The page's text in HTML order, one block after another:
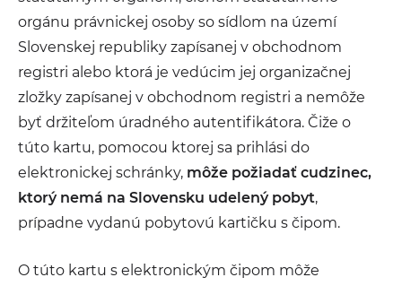
orgánu právnickej osoby so sídlom na území
Slovenskej republiky zapísanej v obchodnom
registri alebo ktorá je vedúcim jej organizačnej
zložky zapísanej v obchodnom registri a nemôže
byť držiteľom úradného autentifikátora. Čiže o
túto kartu, pomocou ktorej sa prihlási do
elektronickej schránky, môže požiadať cudzinec,
ktorý nemá na Slovensku udelený pobyt,
prípadne vydanú pobytovú kartičku s čipom.
O túto kartu s elektronickým čipom môže